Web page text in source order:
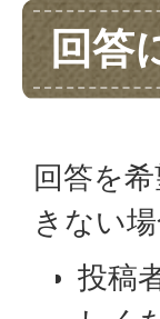
回答
回答を
きない
投稿